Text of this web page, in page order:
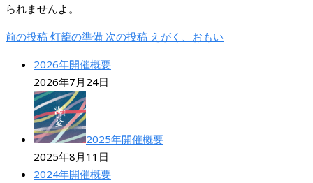
られませんよ。
前の投稿 灯籠の準備 次の投稿 えがく、おもい
2026年開催概要
2026年7月24日
2025年開催概要
2025年8月11日
2024年開催概要